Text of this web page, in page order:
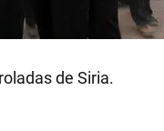
de Siria.
RECETAS